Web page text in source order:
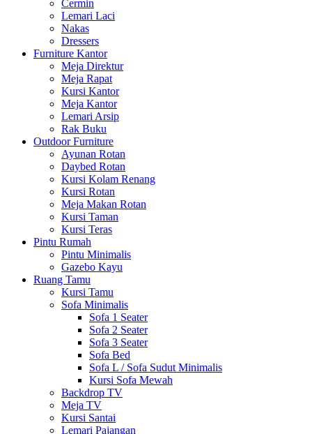
Cermin
Lemari Laci
Nakas
Dressers
Furniture Kantor
Meja Direktur
Meja Rapat
Kursi Kantor
Meja Kantor
Lemari Arsip
Rak Buku
Outdoor Furniture
Ayunan Rotan
Daybed Rotan
Kursi Kolam Renang
Kursi Rotan
Meja Makan Rotan
Kursi Taman
Kursi Teras
Pintu Rumah
Pintu Minimalis
Gazebo Kayu
Ruang Tamu
Kursi Tamu
Sofa Minimalis
Sofa 1 Seater
Sofa 2 Seater
Sofa 3 Seater
Sofa Bed
Sofa L / Sofa Sudut Minimalis
Kursi Sofa Mewah
Backdrop TV
Meja TV
Kursi Santai
Lemari Pajangan